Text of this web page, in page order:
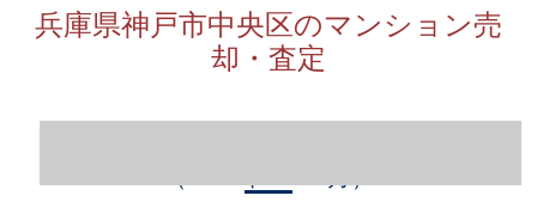
兵庫県神戸市中央区のマンション売
却・査定